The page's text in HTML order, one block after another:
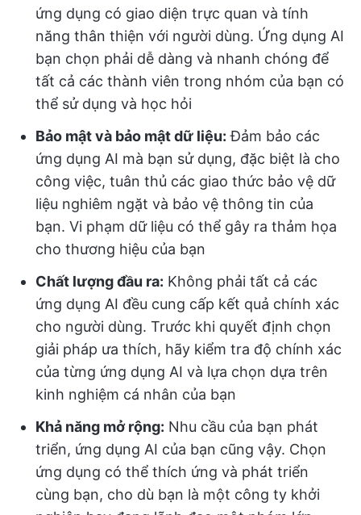
ứng dụng có giao diện trực quan và tính
năng thân thiện với người dùng. Ứng dụng AI
bạn chọn phải dễ dàng và nhanh chóng để
tất cả các thành viên trong nhóm của bạn có
thể sử dụng và học hỏi
Bảo mật và bảo mật dữ liệu: Đảm bảo các
ứng dụng AI mà bạn sử dụng, đặc biệt là cho
công việc, tuân thủ các giao thức bảo vệ dữ
liệu nghiêm ngặt và bảo vệ thông tin của
bạn. Vi phạm dữ liệu có thể gây ra thảm họa
cho thương hiệu của bạn
Chất lượng đầu ra: Không phải tất cả các
ứng dụng AI đều cung cấp kết quả chính xác
cho người dùng. Trước khi quyết định chọn
giải pháp ưa thích, hãy kiểm tra độ chính xác
của từng ứng dụng AI và lựa chọn dựa trên
kinh nghiệm cá nhân của bạn
Khả năng mở rộng: Nhu cầu của bạn phát
triển, ứng dụng AI của bạn cũng vậy. Chọn
ứng dụng có thể thích ứng và phát triển
cùng bạn, cho dù bạn là một công ty khởi